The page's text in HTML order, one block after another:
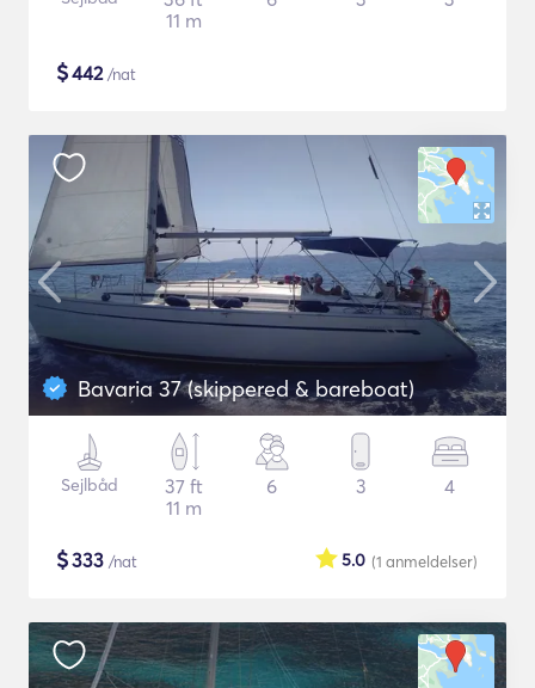
11 m
$442/nat
Bavaria 37 (skippered & bareboat)
Sejlbåd
37 ft
11 m
6 3 4
$333 /nat (1 anmeldelser)
5.0